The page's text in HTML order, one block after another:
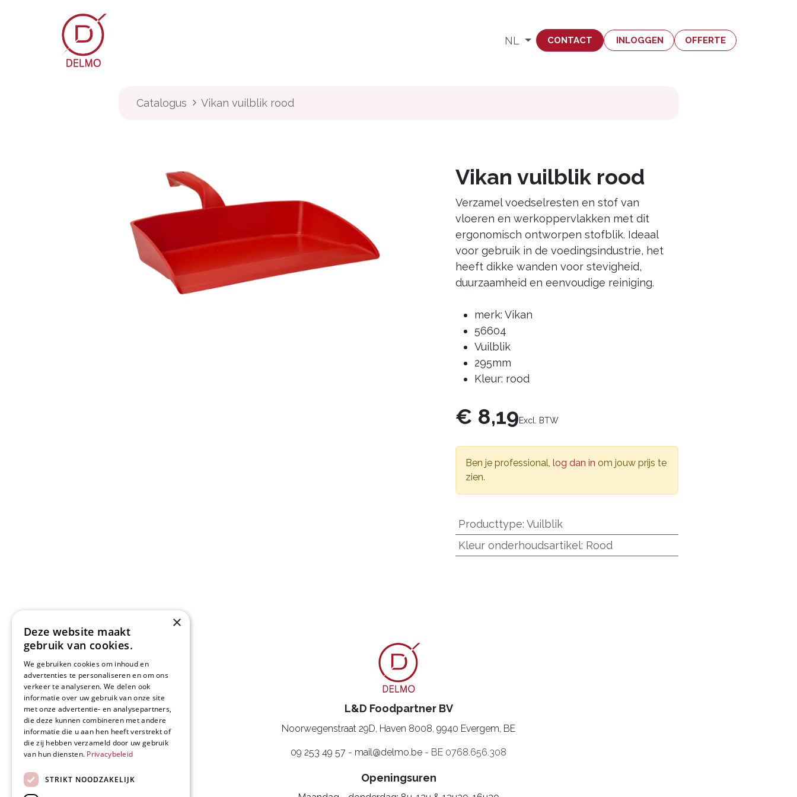
NL CONTACT INLOGGEN OFFERTE
Catalogus Vikan vuilblik rood
Vikan vuilblik rood
Verzamel voedselresten en stof van
vloeren en werkoppervlakken met dit
ergonomisch ontworpen stofblik. Ideaal
voor gebruik in de voedingsindustrie, het
heeft dikke wanden voor stevigheid,
duurzaamheid en eenvoudige reiniging.
merk: Vikan
56604
Vuilblik
295mm
Kleur: rood
€ 8,19Excl. BTW
Ben je professional,log dan in om jouw prijs te
zien.
Producttype:Vuilblik
Kleur onderhoudsartikel: Rood
L&D Foodpartner BV
Noorwegenstraat 29D, Haven 8008, 9940 Evergem, BE
09 253 49 57 - mail@delmo.be - BE 0768.656.308
Openingsuren
×
Deze website maakt
gebruik van cookies.
We gebruiken cookies om inhoud en
advertenties te personaliseren en om ons
verkeer te analyseren. We delen ook
informatie over uw gebruik van onze site
met onze advertentie- en analysepartners,
die deze kunnen combineren met andere
informatie die u aan hen heeft verstrekt of
die zij hebben verzameld door uw gebruik
van hun diensten. Privacybeleid
STRIKT NOODZAKELIJK